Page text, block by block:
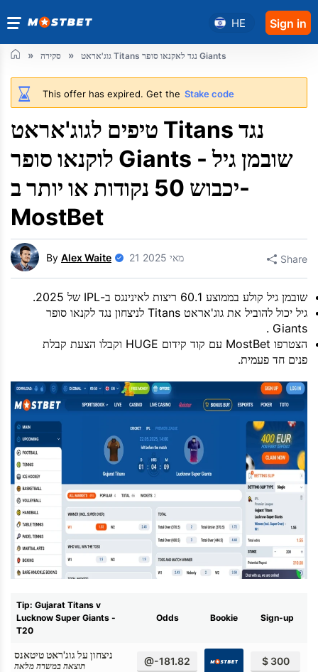
HE Sign in
סקירה גוג'אראט Titans נגד לאקנאו סופר Giants
This offer has expired. Get the Stake code
טיפים לגוג'אראט Titans נגד
לוקנאו סופר Giants - שובמן גיל
יכבוש 50 נקודות או יותר ב-
MostBet
By Alex Waite 21 מאי 2025 Share
שובמן גיל קולע בממוצע 60.1 ריצות לאינינגס ב-IPL של 2025.
גיל יכול להוביל את גוג'אראט Titans לניצחון נגד לקנאו סופר
Giants .
הצטרפו MostBet עם קוד קידום HUGE וקבלו הצעת קבלת
פנים חד פעמית.
Tip: Gujarat Titans v
Lucknow Super Giants -
T20
Odds Bookie Sign-up
ניצחון על גוג'ראט טיטאנס
תוצאה במשרה מלאה @-181.82 $ 300